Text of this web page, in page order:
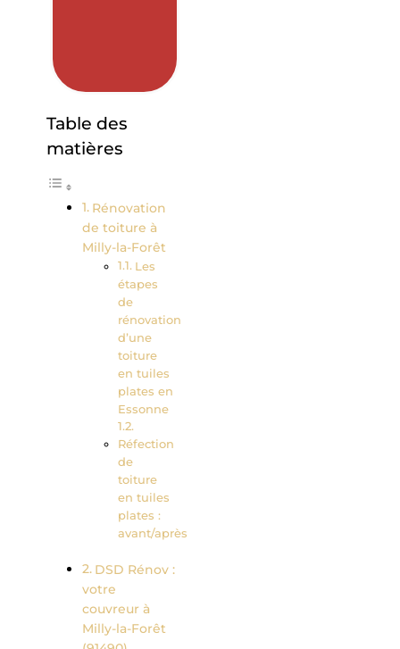
Table des
matières
Rénovation
de toiture à
Milly-la-Forêt
Les
étapes
de
rénovation
d’une
toiture
en tuiles
plates en
Essonne
Réfection
de
toiture
en tuiles
plates :
avant/après
DSD Rénov :
votre
couvreur à
Milly-la-Forêt